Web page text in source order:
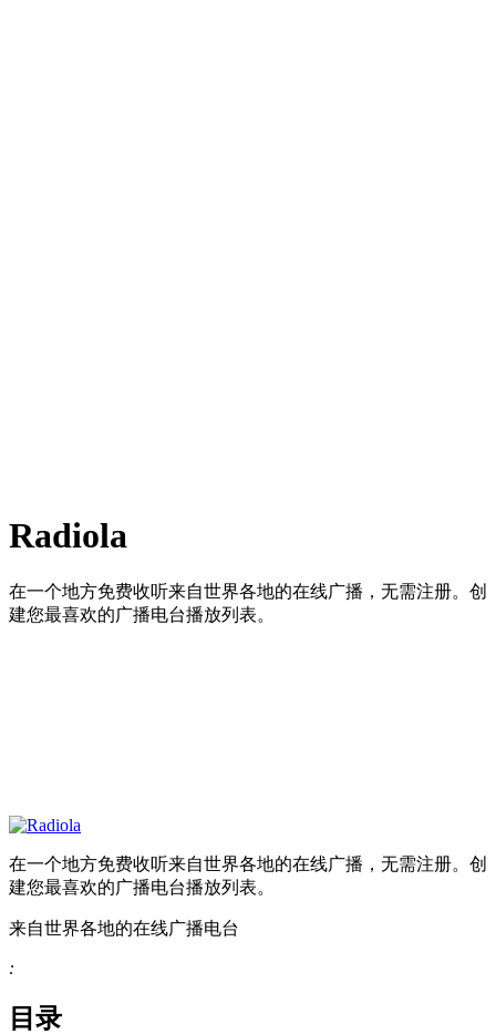
Radiola
在一个地方免费收听来自世界各地的在线广播，无需注册。创
建您最喜欢的广播电台播放列表。
在一个地方免费收听来自世界各地的在线广播，无需注册。创
建您最喜欢的广播电台播放列表。
来自世界各地的在线广播电台
:
目录